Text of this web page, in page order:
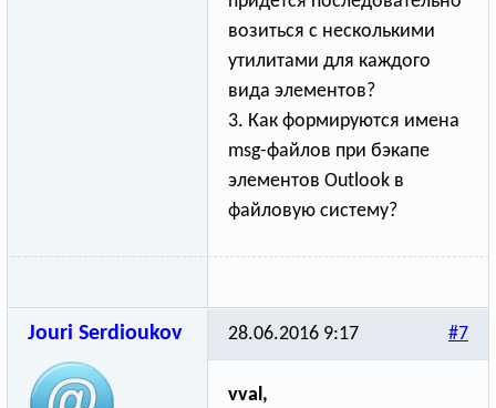
возиться с несколькими
утилитами для каждого
вида элементов?
3. Как формируются имена
msg-файлов при бэкапе
элементов Outlook в
файловую систему?
Jouri Serdioukov #7
28.06.2016 9:17
vval,